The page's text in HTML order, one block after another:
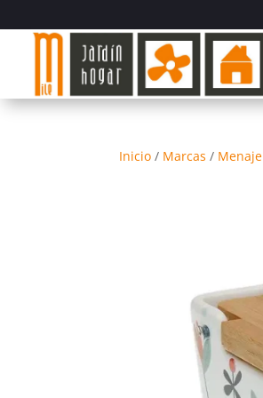
Inicio / Marcas / Menaje